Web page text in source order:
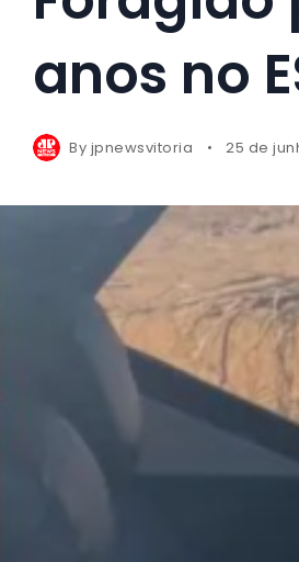
anos no
By jpnewsvitoria 25 de